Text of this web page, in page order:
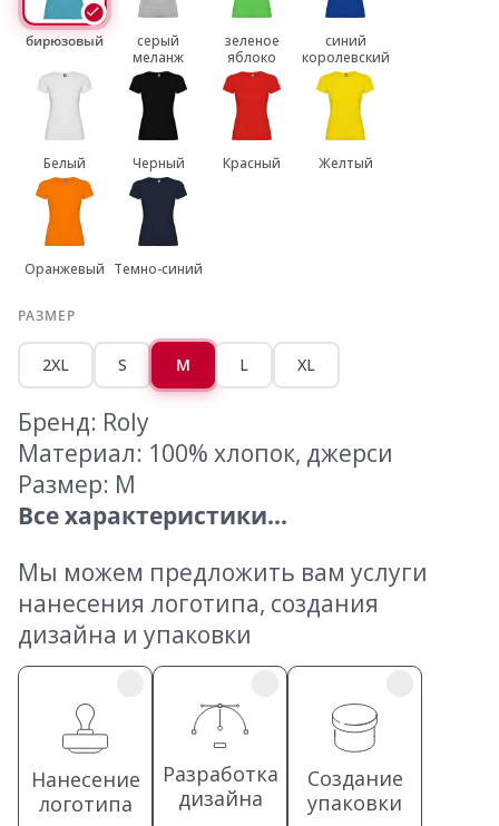
бирюзовый
серый
меланж
зеленое
яблоко
синий
королевский
Белый Черный Красный Желтый
Оранжевый Темно-синий
РАЗМЕР
2XL S M L XL
Бренд: Roly
Материал: 100% хлопок, джерси
Размер: M
Все характеристики...
Мы можем предложить вам услуги
нанесения логотипа, создания
дизайна и упаковки
Нанесение
логотипа
Разработка
дизайна
Создание
упаковки